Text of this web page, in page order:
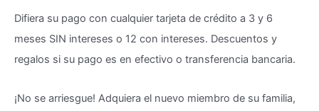
Difiera su pago con cualquier tarjeta de crédito a 3 y 6
meses SIN intereses o 12 con intereses. Descuentos y
regalos si su pago es en efectivo o transferencia bancaria.
¡No se arriesgue! Adquiera el nuevo miembro de su familia,